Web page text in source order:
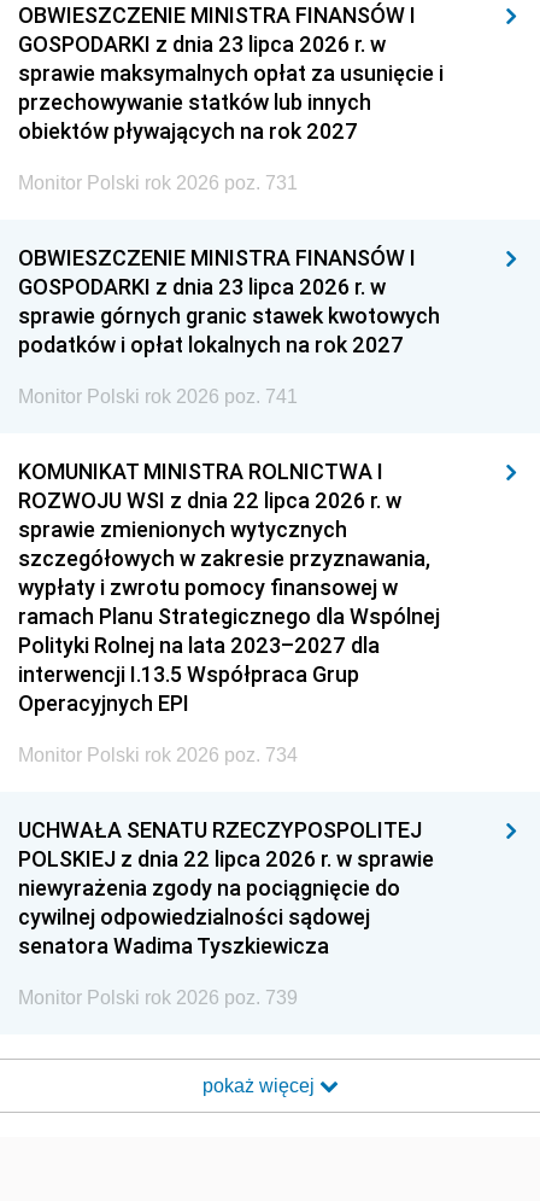
OBWIESZCZENIE MINISTRA FINANSÓW I
GOSPODARKI z dnia 23 lipca 2026 r. w
sprawie maksymalnych opłat za usunięcie i
przechowywanie statków lub innych
obiektów pływających na rok 2027
Monitor Polski rok 2026 poz. 731
OBWIESZCZENIE MINISTRA FINANSÓW I
GOSPODARKI z dnia 23 lipca 2026 r. w
sprawie górnych granic stawek kwotowych
podatków i opłat lokalnych na rok 2027
Monitor Polski rok 2026 poz. 741
KOMUNIKAT MINISTRA ROLNICTWA I
ROZWOJU WSI z dnia 22 lipca 2026 r. w
sprawie zmienionych wytycznych
szczegółowych w zakresie przyznawania,
wypłaty i zwrotu pomocy finansowej w
ramach Planu Strategicznego dla Wspólnej
Polityki Rolnej na lata 2023–2027 dla
interwencji I.13.5 Współpraca Grup
Operacyjnych EPI
Monitor Polski rok 2026 poz. 734
UCHWAŁA SENATU RZECZYPOSPOLITEJ
POLSKIEJ z dnia 22 lipca 2026 r. w sprawie
niewyrażenia zgody na pociągnięcie do
cywilnej odpowiedzialności sądowej
senatora Wadima Tyszkiewicza
Monitor Polski rok 2026 poz. 739
pokaż więcej